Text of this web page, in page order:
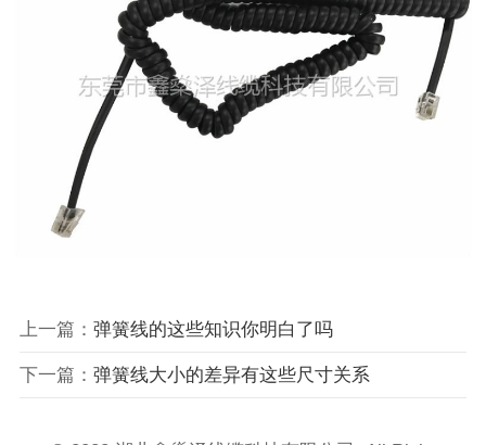
上一篇： 弹簧线的这些知识你明白了吗
下一篇： 弹簧线大小的差异有这些尺寸关系